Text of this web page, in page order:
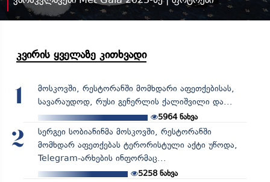
კვირის ყველაზე კითხვადი
1
მოსკოვში, რესტორანში მომხდარი აფეთქებისას,
სავარაუდოდ, რუსი გენერლის ქალიშვილი და...
5964ნახვა
2
სერგეი სობიანინმა მოსკოვში, რესტორანში
მომხდარ აფეთქებას ტერორისტული აქტი უწოდა,
Telegram-არხების ინფორმაც...
5258ნახვა